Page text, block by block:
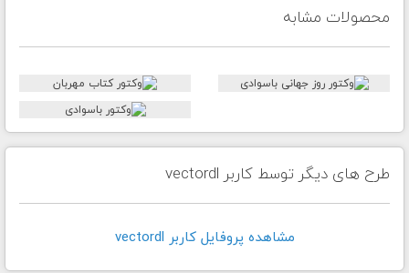
محصولات مشابه
طرح های دیگر توسط کاربر vectordl
مشاهده پروفايل کاربر vectordl